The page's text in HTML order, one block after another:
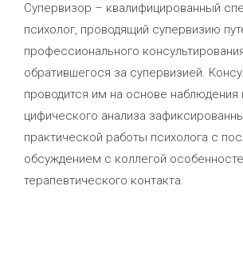
Супервизор – квалифицированный
психолог, проводящий супервизию
профессионального
обратившегося за супервизией.
проводится им на основе
цифического анализа
практической работы психолога с
обсуждением с коллегой
терапевтического контакта.